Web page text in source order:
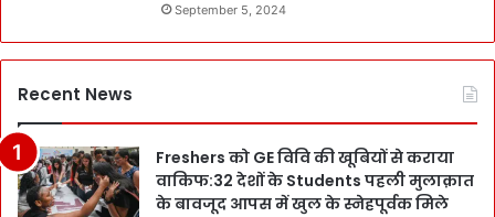
September 5, 2024
Recent News
Freshers को GE विवि की खूबियों से कराया
वाकिफ:32 देशों के Students पहली मुलाक़ात
के बावजूद आपस में खुल के स्नेहपूर्वक मिले